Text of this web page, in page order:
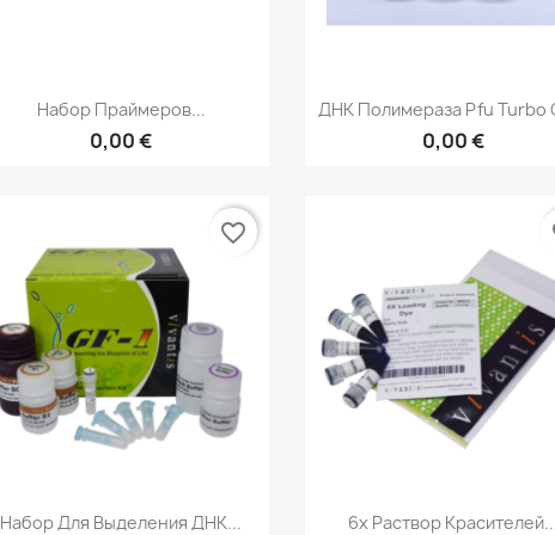
Быстрый просмотр
Набор Праймеров...
0,00 €
Быстрый
ДНК Полимераза Pfu Turbo
0,00 €
Быстрый просмотр
Набор Для Выделения ДНК...
favorite_border
Быстрый просмотр
6x Раствор Красителей...